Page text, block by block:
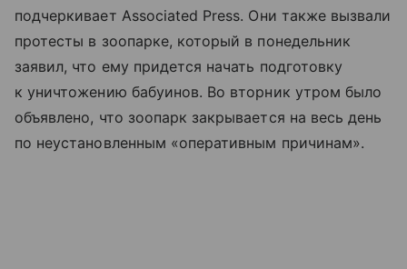
подчеркивает Associated Press. Они также вызвали
протесты в зоопарке, который в понедельник
заявил, что ему придется начать подготовку
к уничтожению бабуинов. Во вторник утром было
объявлено, что зоопарк закрывается на весь день
по неустановленным «оперативным причинам».